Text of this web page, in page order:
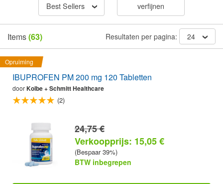
Best Sellers verfijnen
Items(63) Resultaten per pagina: 24
Opruiming
IBUPROFEN PM 200 mg 120 Tabletten
doorKolbe + Schmitt Healthcare
(2)
24,75 €
Verkoopprijs: 15,05 €
(Bespaar 39%)
BTW inbegrepen